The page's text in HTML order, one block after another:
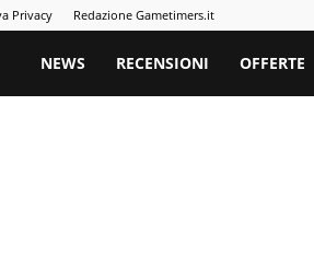
Privacy Redazione Gametimers.it
Gametimers
NEWS RECENSIONI OFFERTE